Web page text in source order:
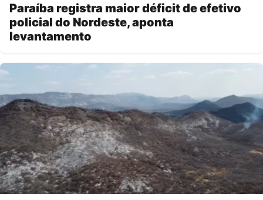
Paraíba registra maior déficit de efetivo
policial do Nordeste, aponta
levantamento